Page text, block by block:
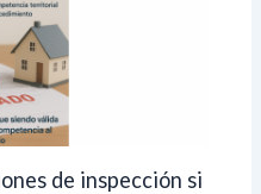
de inspección si